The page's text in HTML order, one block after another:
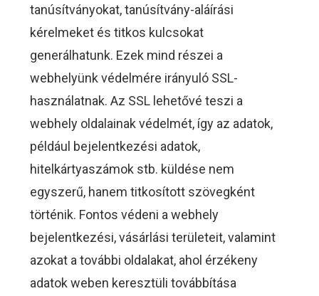
tanúsítványokat, tanúsítvány-aláírási
kérelmeket és titkos kulcsokat
generálhatunk. Ezek mind részei a
webhelyünk védelmére irányuló SSL-
használatnak. Az SSL lehetővé teszi a
webhely oldalainak védelmét, így az adatok,
például bejelentkezési adatok,
hitelkártyaszámok stb. küldése nem
egyszerű, hanem titkosított szövegként
történik. Fontos védeni a webhely
bejelentkezési, vásárlási területeit, valamint
azokat a további oldalakat, ahol érzékeny
adatok weben keresztüli továbbítása